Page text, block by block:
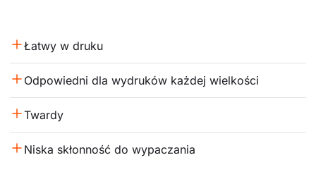
Łatwy w druku
Odpowiedni dla wydruków każdej wielkości
Twardy
Niska skłonność do wypaczania